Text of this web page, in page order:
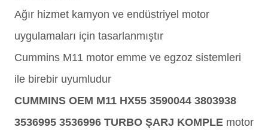
Ağır hizmet kamyon ve endüstriyel motor
uygulamaları için tasarlanmıştır
Cummins M11 motor emme ve egzoz sistemleri
ile birebir uyumludur
CUMMINS OEM M11 HX55 3590044 3803938
3536995 3536996 TURBO ŞARJ KOMPLE motor